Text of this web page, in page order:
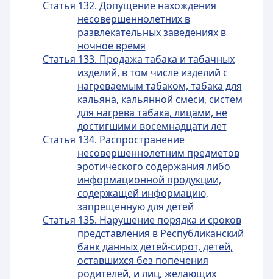
Статья 132. Допущение нахождения
несовершеннолетних в
развлекательных заведениях в
ночное время
Статья 133. Продажа табака и табачных
изделий, в том числе изделий с
нагреваемым табаком, табака для
кальяна, кальянной смеси, систем
для нагрева табака, лицами, не
достигшими восемнадцати лет
Статья 134. Распространение
несовершеннолетним предметов
эротического содержания либо
информационной продукции,
содержащей информацию,
запрещенную для детей
Статья 135. Нарушение порядка и сроков
представления в Республиканский
банк данных детей-сирот, детей,
оставшихся без попечения
родителей, и лиц, желающих